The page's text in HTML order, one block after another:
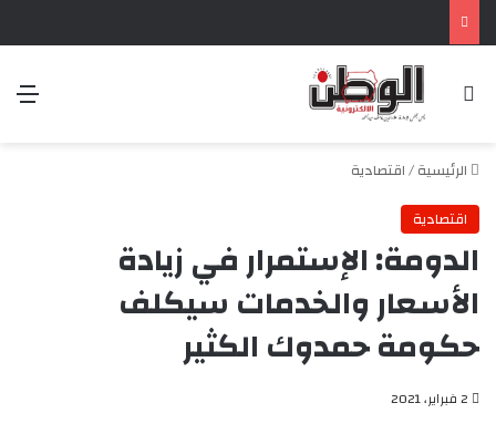
بحث عن
الرئيسية/اقتصادية
اقتصادية
الدومة: الإستمرار في زيادة
الأسعار والخدمات سيكلف
حكومة حمدوك الكثير
2 فبراير، 2021